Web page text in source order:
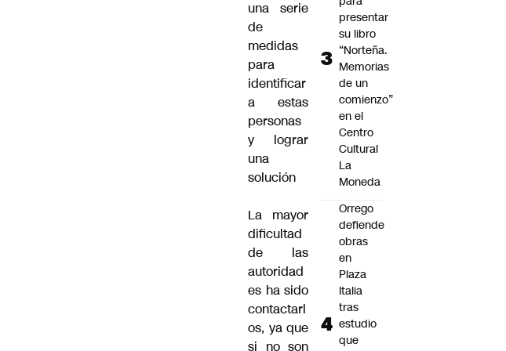
una serie
de
medidas
para
identificar
a estas
personas
y lograr
una
solución
La mayor
dificultad
de las
autoridad
es ha sido
contactarl
os, ya que
si no son
presentar
su libro
“Norteña.
Memorias
de un
comienzo”
en el
Centro
Cultural
La
Moneda
Orrego
defiende
obras
en
Plaza
Italia
tras
estudio
que